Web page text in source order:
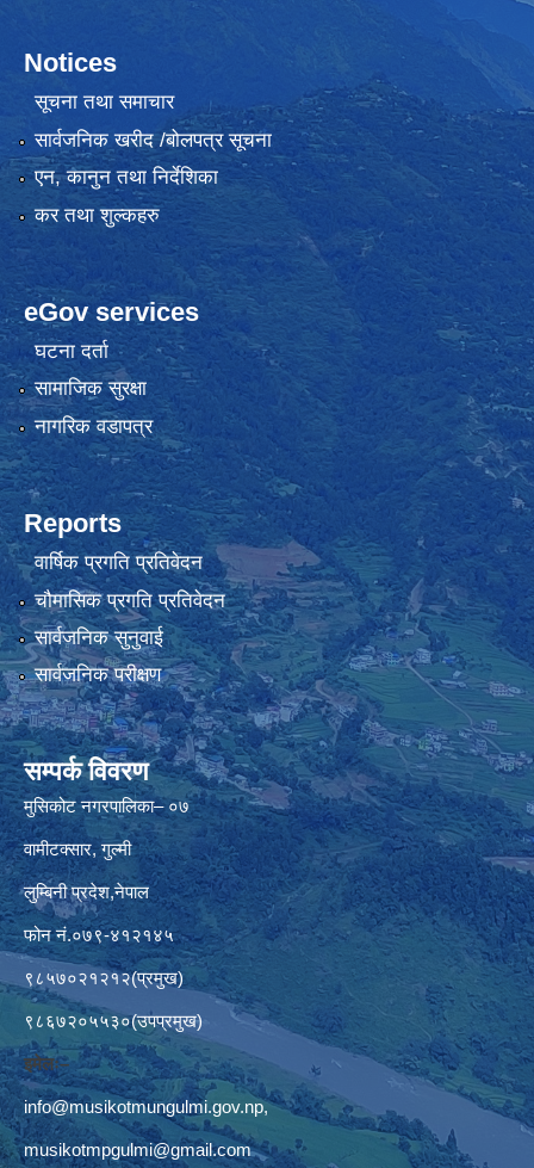
Notices
सूचना तथा समाचार
सार्वजनिक खरीद /बोलपत्र सूचना
एन, कानुन तथा निर्देशिका
कर तथा शुल्कहरु
eGov services
घटना दर्ता
सामाजिक सुरक्षा
नागरिक वडापत्र
Reports
वार्षिक प्रगति प्रतिवेदन
चौमासिक प्रगति प्रतिवेदन
सार्वजनिक सुनुवाई
सार्वजनिक परीक्षण
सम्पर्क विवरण
मुसिकोट नगरपालिका– ०७
वामीटक्सार, गुल्मी
लुम्बिनी प्रदेश,नेपाल
फोन नं.०७९-४१२१४५
९८५७०२१२१२(प्रमुख)
९८६७२०५५३०(उपप्रमुख)
इमेलः–
info@musikotmungulmi.gov.np,
musikotmpgulmi@gmail.com